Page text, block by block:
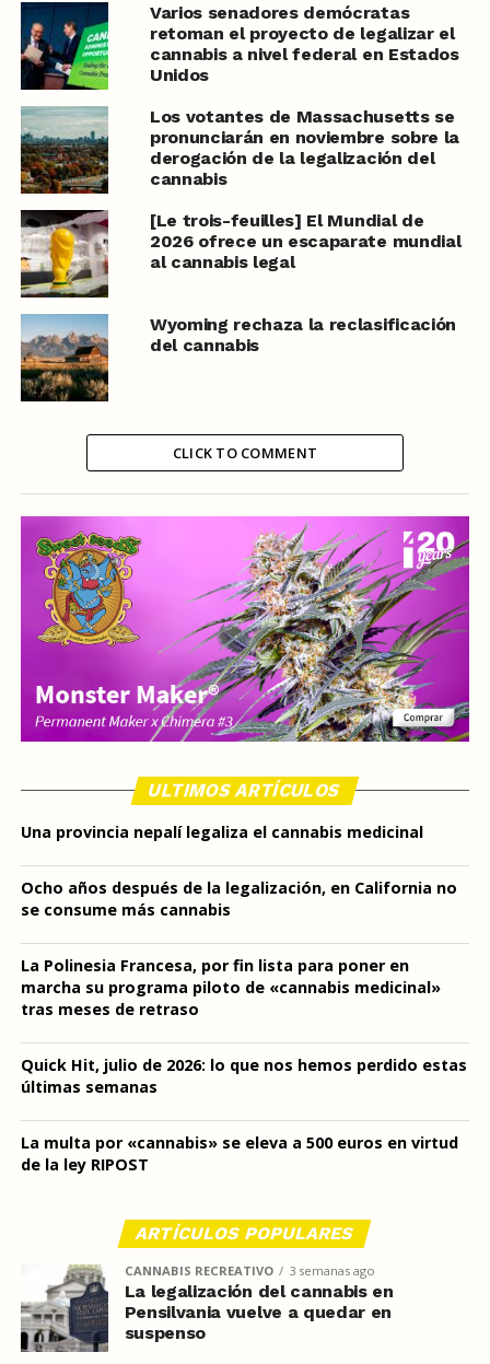
Varios senadores demócratas
retoman el proyecto de legalizar el
cannabis a nivel federal en Estados
Unidos
Los votantes de Massachusetts se
pronunciarán en noviembre sobre la
derogación de la legalización del
cannabis
[Le trois-feuilles] El Mundial de
2026 ofrece un escaparate mundial
al cannabis legal
Wyoming rechaza la reclasificación
del cannabis
CLICK TO COMMENT
ULTIMOS ARTÍCULOS
Una provincia nepalí legaliza el cannabis medicinal
Ocho años después de la legalización, en California no
se consume más cannabis
La Polinesia Francesa, por fin lista para poner en
marcha su programa piloto de «cannabis medicinal»
tras meses de retraso
Quick Hit, julio de 2026: lo que nos hemos perdido estas
últimas semanas
La multa por «cannabis» se eleva a 500 euros en virtud
de la ley RIPOST
ARTÍCULOS POPULARES
CANNABIS RECREATIVO 3 semanas ago
La legalización del cannabis en
Pensilvania vuelve a quedar en
suspenso